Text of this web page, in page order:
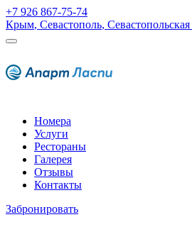
+7 926 867-75-74
Крым, Севастополь,
Номера
Услуги
Рестораны
Галерея
Отзывы
Контакты
Забронировать